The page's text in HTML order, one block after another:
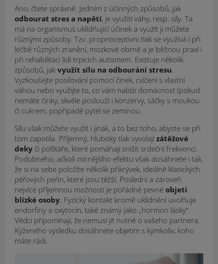
Ano, čtete správně. Jedním z účinných způsobů, jak
odbourat stres a napětí, je využití váhy, resp. síly. Ta
má na organismus uklidňující účinek a využít ji můžete
různými způsoby. Tzv. proprioceptivní tlak se využívá i při
léčbě různých zranění, mozkové obrně a je běžnou praxí i
při rehabilitaci lidí trpících autismem. Existuje několik
způsobů, jak využít sílu na odbourání stresu.
Vyzkoušejte posilování pomocí činek, cvičení s vlastní
váhou nebo využijte to, co vám nabízí domácnost (pokud
nemáte činky, skvěle poslouží i konzervy, sáčky s moukou
či cukrem, popřípadě pytel se zeminou.
Sílu však můžete využít i jinak, a to bez toho, abyste se při
tom zapotila. Příjemný, hluboký tlak vyvolajízátěžové
deky či polštáře, které pomáhají snížit srdeční frekvenci.
Podobného, ačkoli mírnějšího efektu však dosáhnete i tak,
že si na sebe položíte několik přikrývek, ideálně klasických
péřových peřin, které jsou těžší. Poslední a zároveň
nejvíce příjemnou možností je pořádně pevné objetí
blízké osoby. Fyzický kontakt kromě uklidnění uvolňuje
endorfiny a oxytocin, také známý jako „hormon lásky“.
Vědci připomínají, že nemusí jít nutně o vašeho partnera.
Kýženého výsledku dosáhnete objetím s kýmkoliv, koho
máte rádi.